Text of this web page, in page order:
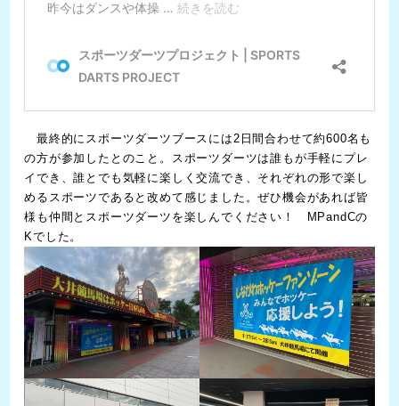
最終的にスポーツダーツブースには2日間合わせて約600名も
の方が参加したとのこと。スポーツダーツは誰もが手軽にプレ
イでき、誰とでも気軽に楽しく交流でき、それぞれの形で楽し
めるスポーツであると改めて感じました。ぜひ機会があれば皆
様も仲間とスポーツダーツを楽しんでください！ MPandCの
Kでした。